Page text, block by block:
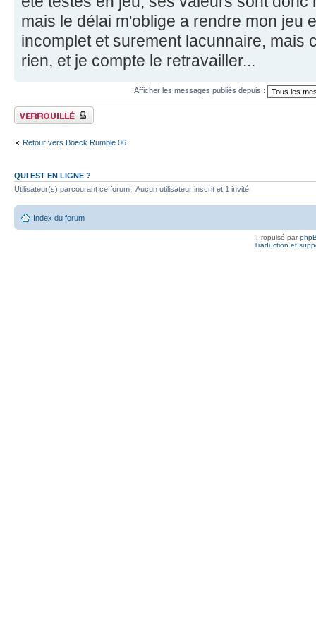
mais le délai m'oblige a rendre mon jeu
incomplet et surement lacunnaire, mais
rien, et je compte le retravailler...
Afficher les messages publiés depuis :
Fil verrouillé
Retour vers Boeck Rumble 06
QUI EST EN LIGNE ?
Utilisateur(s) parcourant ce forum : Aucun utilisateur inscrit et 1 invité
Index du forum
Propulsé par
Traduction et